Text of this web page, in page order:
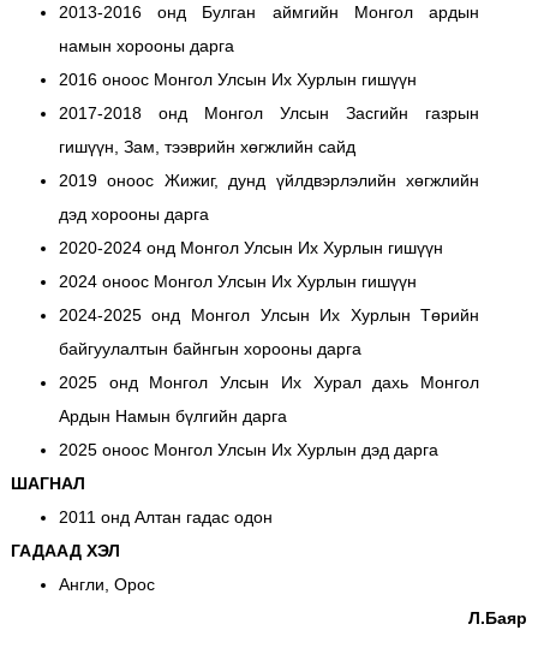
2013-2016 онд Булган аймгийн Монгол ардын
намын хорооны дарга
2016 оноос Монгол Улсын Их Хурлын гишүүн
2017-2018 онд Монгол Улсын Засгийн газрын
гишүүн, Зам, тээврийн хөгжлийн сайд
2019 оноос Жижиг, дунд үйлдвэрлэлийн хөгжлийн
дэд хорооны дарга
2020-2024 онд Монгол Улсын Их Хурлын гишүүн
2024 оноос Монгол Улсын Их Хурлын гишүүн
2024-2025 онд Монгол Улсын Их Хурлын Төрийн
байгуулалтын байнгын хорооны дарга
2025 онд Монгол Улсын Их Хурал дахь Монгол
Ардын Намын бүлгийн дарга
2025 оноос Монгол Улсын Их Хурлын дэд дарга
ШАГНАЛ
2011 онд Алтан гадас одон
ГАДААД ХЭЛ
Англи, Орос
Л.Баяр